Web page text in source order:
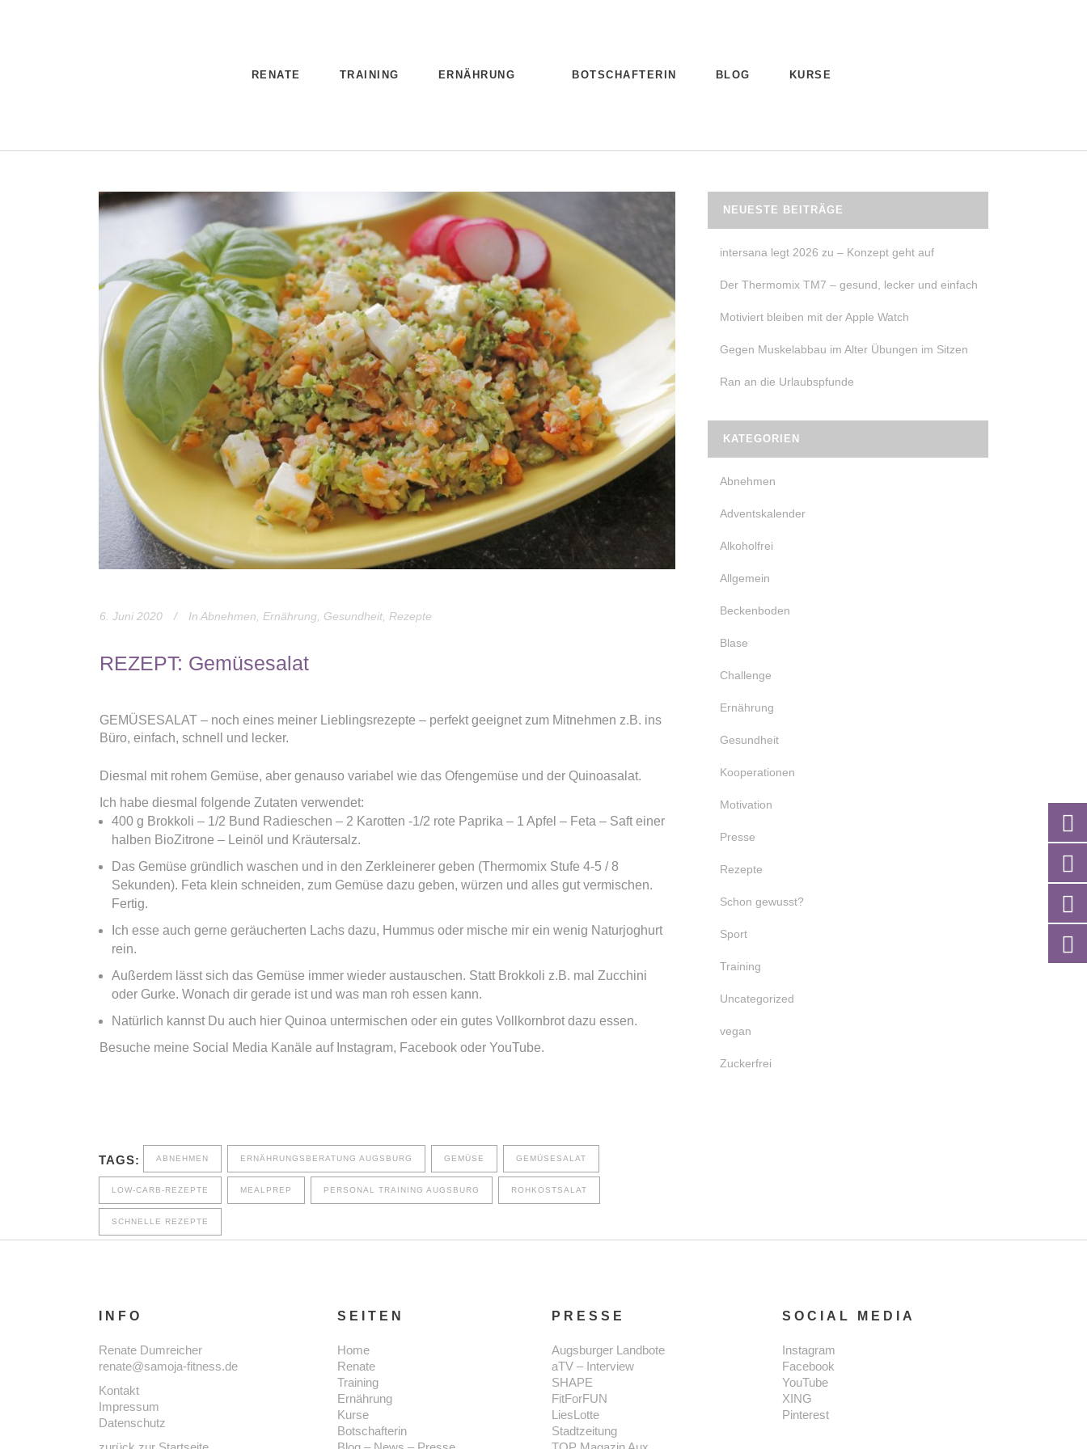
RENATE TRAINING ERNÄHRUNG BOTSCHAFTERIN BLOG KURSE
6. Juni 2020 In Abnehmen Ernährung Gesundheit Rezepte
REZEPT: Gemüsesalat
GEMÜSESALAT – noch eines meiner Lieblingsrezepte – perfekt geeignet zum Mitnehmen z.B. ins
Büro, einfach, schnell und lecker.
Diesmal mit rohem Gemüse, aber genauso variabel wie das Ofengemüse und der Quinoasalat.
Ich habe diesmal folgende Zutaten verwendet:
400 g Brokkoli – 1/2 Bund Radieschen – 2 Karotten -1/2 rote Paprika – 1 Apfel – Feta – Saft einer
halben BioZitrone – Leinöl und Kräutersalz.
Das Gemüse gründlich waschen und in den Zerkleinerer geben (Thermomix Stufe 4-5 / 8
Sekunden). Feta klein schneiden, zum Gemüse dazu geben, würzen und alles gut vermischen.
Fertig.
Ich esse auch gerne geräucherten Lachs dazu, Hummus oder mische mir ein wenig Naturjoghurt
rein.
Außerdem lässt sich das Gemüse immer wieder austauschen. Statt Brokkoli z.B. mal Zucchini
oder Gurke. Wonach dir gerade ist und was man roh essen kann.
Natürlich kannst Du auch hier Quinoa untermischen oder ein gutes Vollkornbrot dazu essen.
Besuche meine Social Media Kanäle auf Instagram, Facebook oder YouTube.
TAGS: ABNEHMEN ERNÄHRUNGSBERATUNG AUGSBURG GEMÜSE GEMÜSESALAT
LOW-CARB-REZEPTE MEALPREP PERSONAL TRAINING AUGSBURG ROHKOSTSALAT
SCHNELLE REZEPTE
NEUESTE BEITRÄGE
intersana legt 2026 zu – Konzept geht auf
Der Thermomix TM7 – gesund, lecker und einfach
Motiviert bleiben mit der Apple Watch
Gegen Muskelabbau im Alter Übungen im Sitzen
Ran an die Urlaubspfunde
KATEGORIEN
Abnehmen
Adventskalender
Alkoholfrei
Allgemein
Beckenboden
Blase
Challenge
Ernährung
Gesundheit
Kooperationen
Motivation
Presse
Rezepte
Schon gewusst?
Sport
Training
Uncategorized
vegan
Zuckerfrei
INFO
Renate Dumreicher
renate@samoja-fitness.de
Kontakt
Impressum
Datenschutz
SEITEN
Home
Renate
Training
Ernährung
Kurse
Botschafterin
PRESSE
Augsburger Landbote
aTV – Interview
SHAPE
FitForFUN
LiesLotte
Stadtzeitung
SOCIAL MEDIA
Instagram
Facebook
YouTube
XING
Pinterest